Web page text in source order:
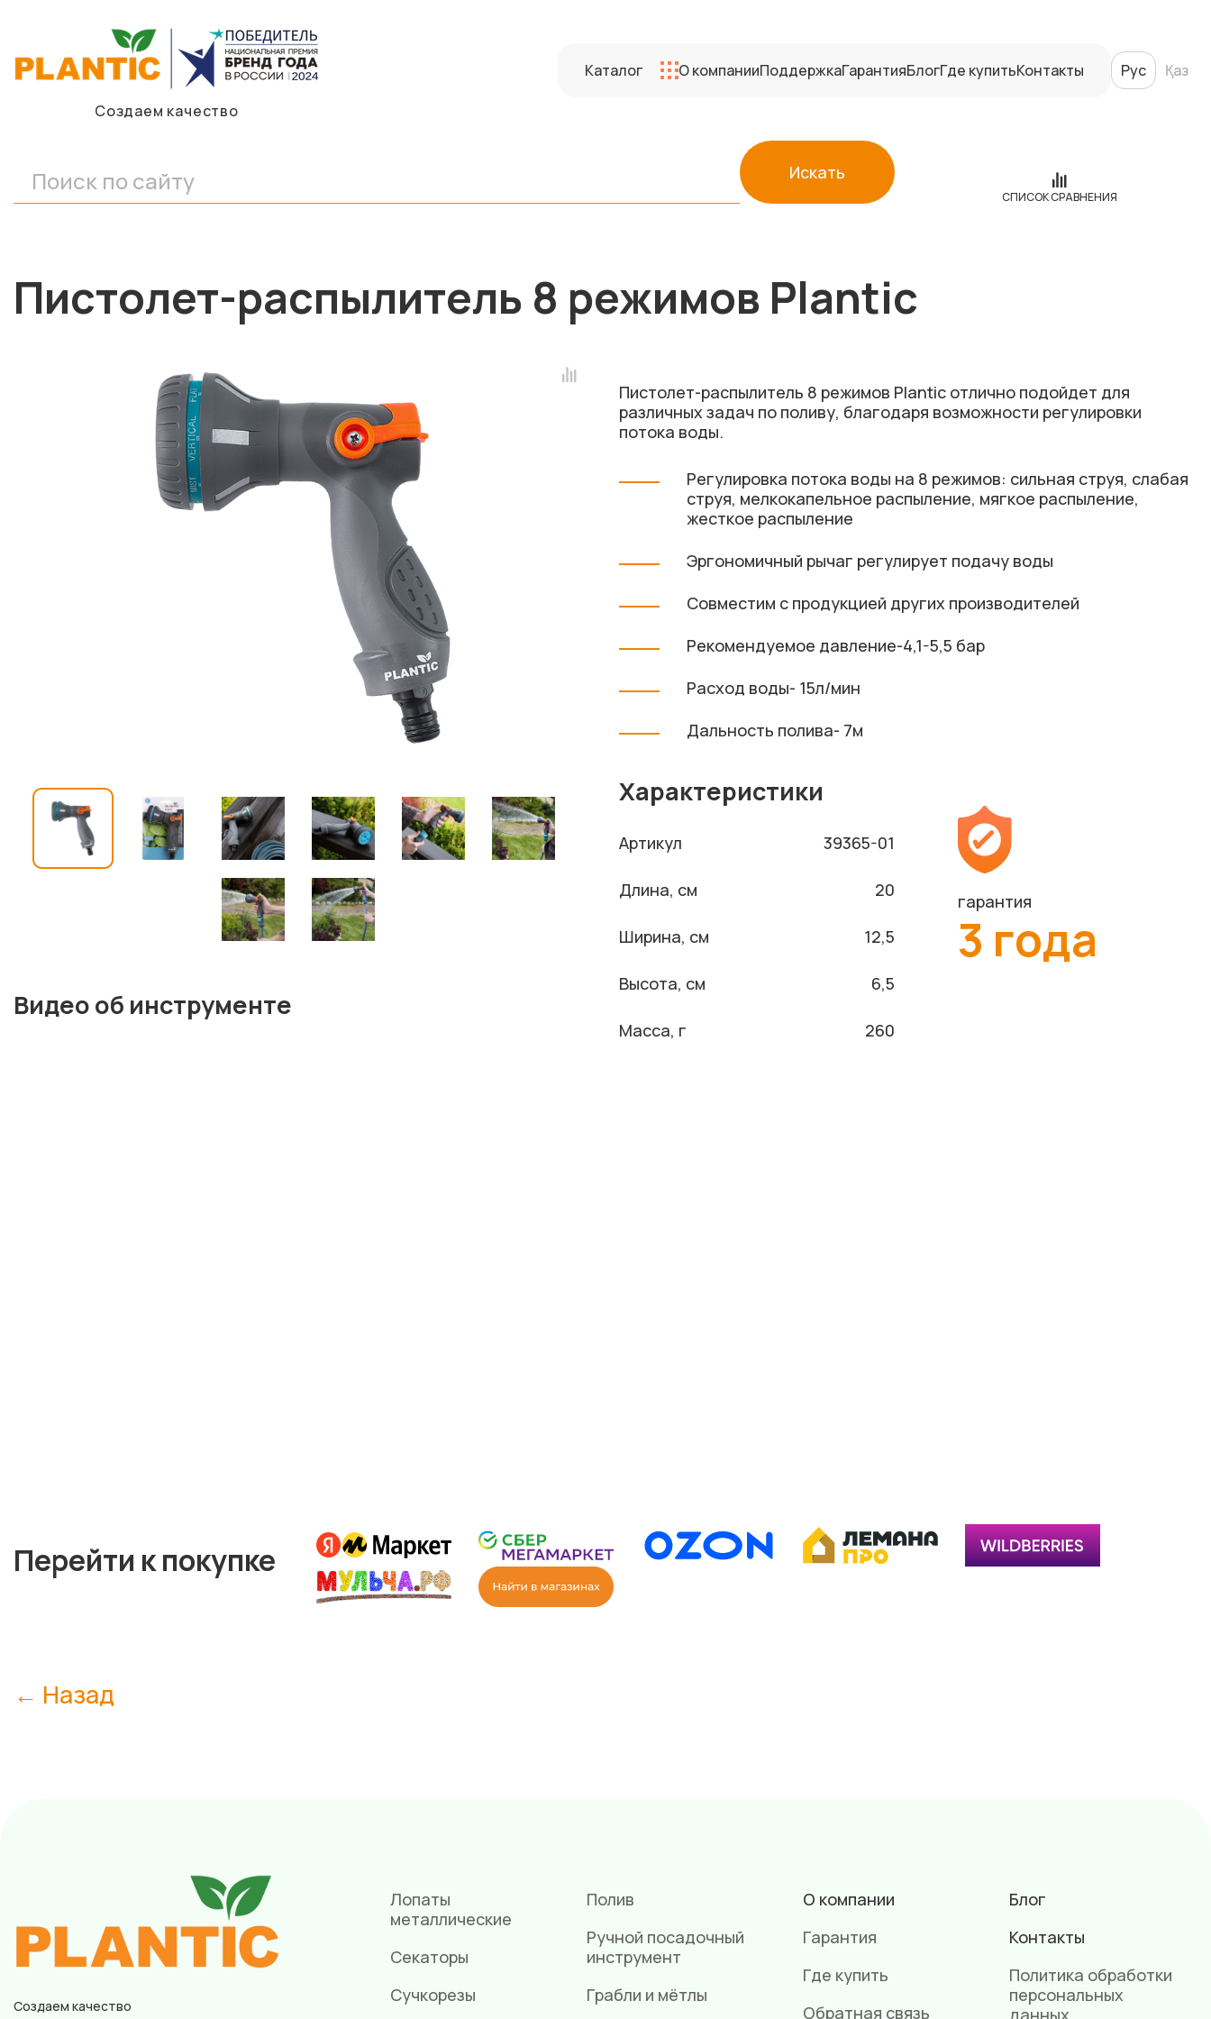
Создаем качество
Каталог О компанииПоддержкаГарантияБлогГде купитьКонтакты Рус Қаз
Искать
СПИСОК СРАВНЕНИЯ
Пистолет-распылитель 8 режимов Plantic
Видео об инструменте
Пистолет-распылитель 8 режимов Plantic отлично подойдет для
различных задач по поливу, благодаря возможности регулировки
потока воды.
Регулировка потока воды на 8 режимов: сильная струя, слабая
струя, мелкокапельное распыление, мягкое распыление,
жесткое распыление
Эргономичный рычаг регулирует подачу воды
Совместим с продукцией других производителей
Рекомендуемое давление-4,1-5,5 бар
Расход воды- 15л/мин
Дальность полива- 7м
Характеристики
Артикул 39365-01
Длина, см 20
Ширина, см 12,5
Высота, см 6,5
Масса, г 260
гарантия
3 года
Перейти к покупке
← Назад
Создаем качество
Лопаты
металлические
Секаторы
Сучкорезы
Полив
Ручной посадочный
инструмент
Грабли и мётлы
О компании
Гарантия
Где купить
Обратная связь
Блог
Контакты
Политика обработки
персональных
данных